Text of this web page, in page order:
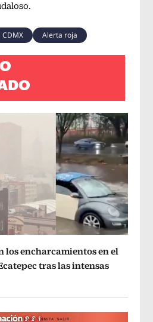
CDMX Alerta roja
los encharcamientos en el
tras las intensas